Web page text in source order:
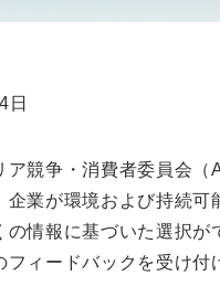
日
ア競争・消費者委員会
企業が環境および持続
の情報に基づいた選択
フィードバックを受け付